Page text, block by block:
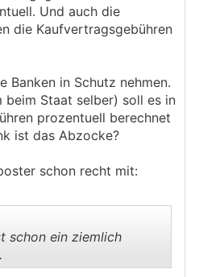
Und auch die
die Kaufvertragsgebühren
Banken in Schutz nehmen.
Staat selber) soll es in
prozentuell berechnet
ist das Abzocke?
schon recht mit:
schon ein ziemlich